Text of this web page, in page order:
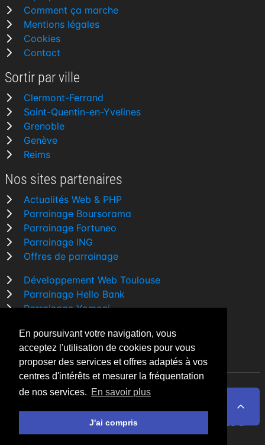
En poursuivant votre navigation, vous
acceptez l'utilisation de cookies pour vous
proposer des services et offres adaptés à vos
centres d'intérêts et mesurer la fréquentation
de nos services. En savoir plus
J'ai compris
Comment ça marche
Mentions légales
Cookies
Contact
Sortir par ville
Clermont-Ferrand
Saint-Quentin-en-Yvelines
Grenoble
Genève
Reims
Nos sites partenaires
Actualités Web & PHP
Parrainage Boursorama
Parrainage Fortuneo
Parrainage ING
Offres de parrainage
Développement Web Toulouse
Parrainage Hello Bank
Parrainage Yomoni
Comparatif banque
By Night v5.7.3| © 2026 - Tous droits réservés
par undéveloppeur Web Freelance à
Toulouse